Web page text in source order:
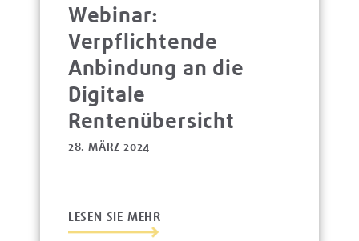
Webinar:
Verpflichtende
Anbindung an die
Digitale
Rentenübersicht
28. MÄRZ 2024
LESEN SIE MEHR